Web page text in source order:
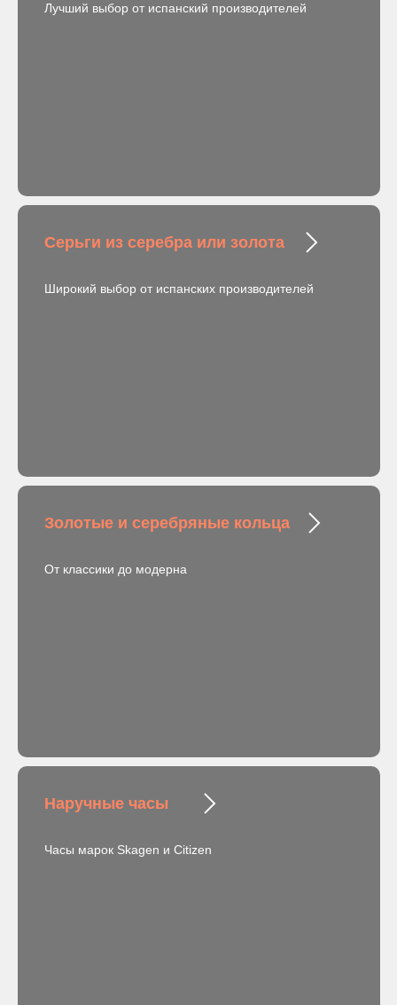
Лучший выбор от испанский производителей
Серьги из серебра или золота
Широкий выбор от испанских производителей
Золотые и серебряные кольца
От классики до модерна
Наручные часы
Часы марок Skagen и Citizen